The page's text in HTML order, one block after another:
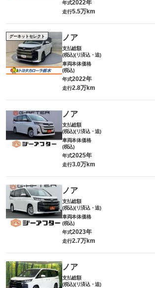
年式2022年
走行5.5万km
グーネットセレクト ノア
支払総額
(税込)(リ済込・追)
車両本体価格
(税込)
年式2022年
走行2.8万km
ノア
支払総額
(税込)(リ済込・追)
車両本体価格
(税込)
年式2025年
走行3.0万km
ノア
支払総額
(税込)(リ済込・追)
車両本体価格
(税込)
年式2023年
走行2.7万km
ノア
支払総額
(税込)(リ済込・追)